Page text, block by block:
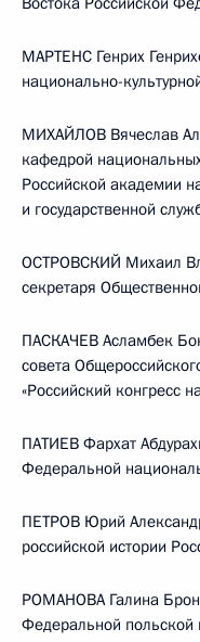
МАРТЕНС Генрих
национально-
МИХАЙЛОВ Вячеслав
кафедрой
Российской академии
и государственной
ОСТРОВСКИЙ Михаил
секретаря
ПАСКАЧЕВ Асламбек
совета
«Российский конгресс
ПАТИЕВ Фархат
Федеральной
ПЕТРОВ Юрий
российской истории
РОМАНОВА Галина
Федеральной польской